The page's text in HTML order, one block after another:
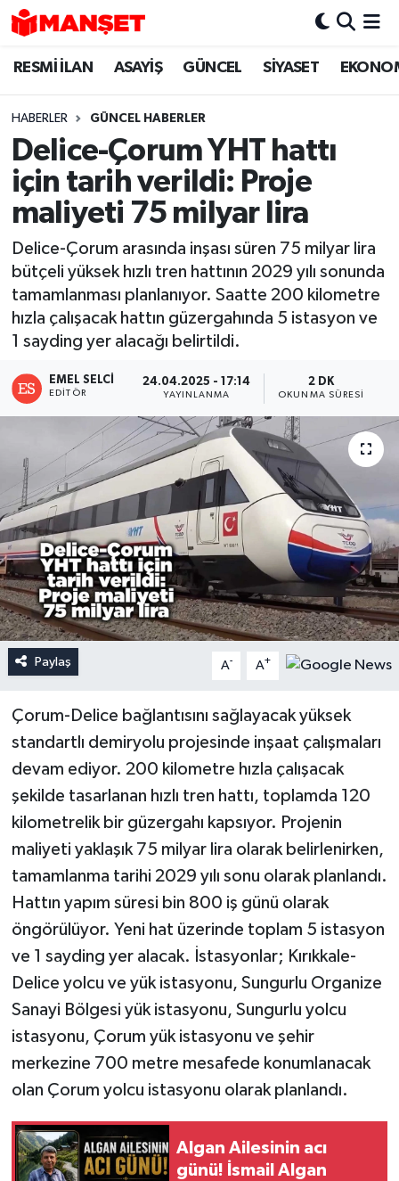
RESMİ İLAN ASAYİŞ GÜNCEL SİYASET
HABERLER GÜNCEL HABERLER
Delice-Çorum YHT hattı
için tarih verildi: Proje
maliyeti 75 milyar lira
Delice-Çorum arasında inşası süren 75 milyar lira
bütçeli yüksek hızlı tren hattının 2029 yılı sonunda
tamamlanması planlanıyor. Saatte 200 kilometre
hızla çalışacak hattın güzergahında 5 istasyon ve
1 sayding yer alacağı belirtildi.
EMEL SELCI
EDITÖR
24.04.2025 - 17:14
YAYINLANMA
2 DK
OKUNMA SÜRESI
Paylaş A- A+
Çorum-Delice bağlantısını sağlayacak yüksek
standartlı demiryolu projesinde inşaat çalışmaları
devam ediyor. 200 kilometre hızla çalışacak
şekilde tasarlanan hızlı tren hattı, toplamda 120
kilometrelik bir güzergahı kapsıyor. Projenin
maliyeti yaklaşık 75 milyar lira olarak belirlenirken,
tamamlanma tarihi 2029 yılı sonu olarak planlandı.
Hattın yapım süresi bin 800 iş günü olarak
öngörülüyor. Yeni hat üzerinde toplam 5 istasyon
ve 1 sayding yer alacak. İstasyonlar; Kırıkkale-
Delice yolcu ve yük istasyonu, Sungurlu Organize
Sanayi Bölgesi yük istasyonu, Sungurlu yolcu
istasyonu, Çorum yük istasyonu ve şehir
merkezine 700 metre mesafede konumlanacak
olan Çorum yolcu istasyonu olarak planlandı.
Algan Ailesinin acı
günü! İsmail Algan
Hava Durumu
Trafik Durumu
Süper Lig Puan Durumu ve Fikstür
Tüm Manşetler
Son Dakika Haberleri
Haber Arşivi